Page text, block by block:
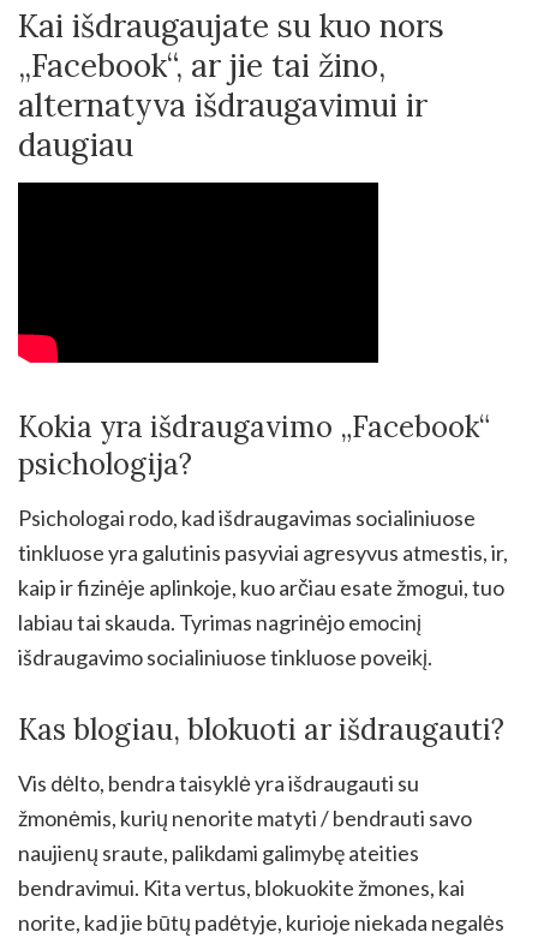
Kai išdraugaujate su kuo nors
„Facebook“, ar jie tai žino,
alternatyva išdraugavimui ir
daugiau
Kokia yra išdraugavimo „Facebook“
psichologija?
Psichologai rodo, kad išdraugavimas socialiniuose
tinkluose yra galutinis pasyviai agresyvus atmestis, ir,
kaip ir fizinėje aplinkoje, kuo arčiau esate žmogui, tuo
labiau tai skauda. Tyrimas nagrinėjo emocinį
išdraugavimo socialiniuose tinkluose poveikį.
Kas blogiau, blokuoti ar išdraugauti?
Vis dėlto, bendra taisyklė yra išdraugauti su
žmonėmis, kurių nenorite matyti / bendrauti savo
naujienų sraute, palikdami galimybę ateities
bendravimui. Kita vertus, blokuokite žmones, kai
norite, kad jie būtų padėtyje, kurioje niekada negalės